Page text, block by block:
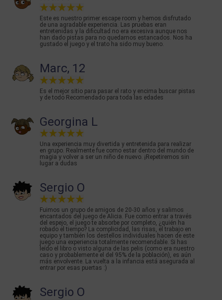
Este es nuestro primer escape room y hemos disfrutado
de una agradable experiencia. Las pruebas eran
entretenidas y la dificultad no era excesiva aunque nos
han dado pistas para no quedarnos estancados. Nos ha
gustado el juego y el trato ha sido muy bueno.
Marc, 12
Es el mejor sitio para pasar el rato y encima buscar pistas
y de todo Recomendado para toda las edades
Georgina L
Una experiencia muy divertida y entretenida para realizar
en grupo. Realmente fue como estar dentro del mundo de
magia y volver a ser un niño de nuevo. ¡Repetiremos sin
lugar a dudas
Sergio O
Fuimos un grupo de amigos de 20-30 años y salimos
encantados del juego de Alicia. Fue como entrar a través
del espejo, el juego te absorbe por completo, ¿quién ha
robado el tiempo? La complicidad, las risas, el trabajo en
equipo y también los destellos individuales hacen de este
juego una experiencia totalmente recomendable. Si has
leído el libro o visto alguna de las pelis (como era nuestro
caso y probablemente el del 95% de la población), es aún
más envolvente. La vuelta a la infancia está asegurada al
entrar por esas puertas :)
Sergio O